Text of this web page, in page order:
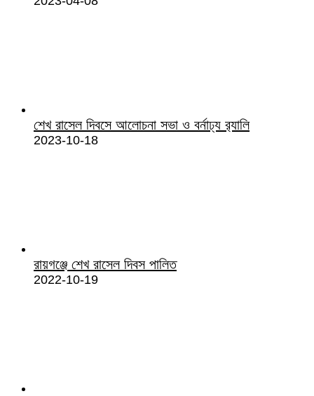
শেখ রাসেল দিবসে আলোচনা সভা ও বর্নাঢ্য র‌্যালি
2023-10-18
রায়গঞ্জে শেখ রাসেল দিবস পালিত
2022-10-19